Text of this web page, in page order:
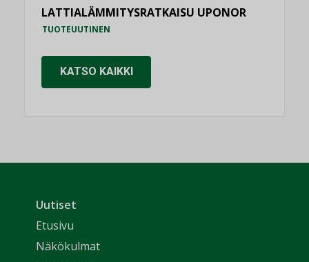
LATTIALÄMMITYSRATKAISU UPONOR
TUOTEUUTINEN
KATSO KAIKKI
Uutiset
Etusivu
Näkökulmat